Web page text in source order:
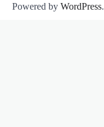
Powered by WordPress.